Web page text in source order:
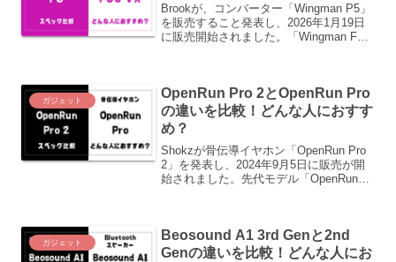
Brookが、コンバーター「Wingman P5」
を販売すること発表し、2026年1月19日
に販売開始されました。「Wingman FGC
VX」の違いをご紹介します。
ガジェット
OpenRun Pro 2とOpenRun Pro
の違いを比較！どんな人におすす
め？
Shokzが骨伝導イヤホン「OpenRun Pro
2」を発表し、2024年9月5日に販売が開
始されました。先代モデル「OpenRun
「OpenRun Pro」の違いについて詳しく
紹介します。
ガジェット
Beosound A1 3rd Genと2nd
Genの違いを比較！どんな人にお